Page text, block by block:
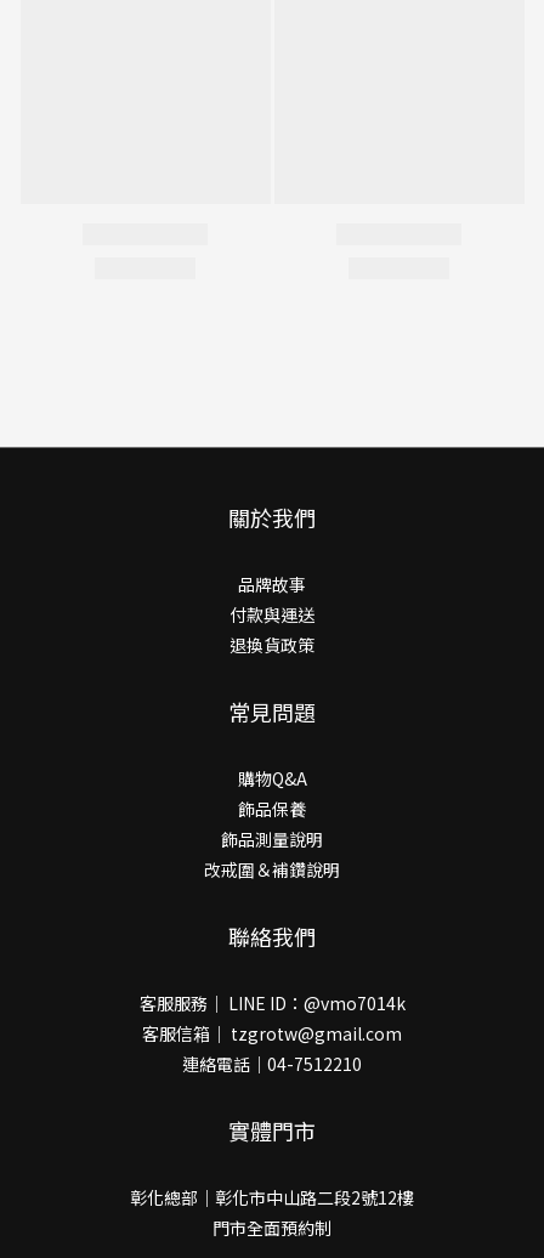
關於我們
品牌故事
付款與運送
退換貨政策
常見問題
購物Q&A
飾品保養
飾品測量說明
改戒圍＆補鑽說明
聯絡我們
客服服務｜ LINE ID：@vmo7014k
客服信箱｜ tzgrotw@gmail.com
連絡電話｜04-7512210
實體門市
彰化總部｜彰化市中山路二段2號12樓
門市全面預約制